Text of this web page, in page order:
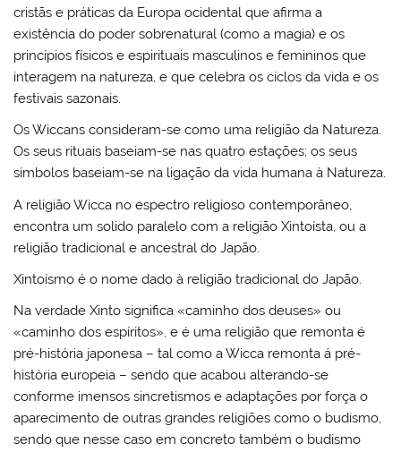
cristãs e práticas da Europa ocidental que afirma a
existência do poder sobrenatural (como a magia) e os
princípios físicos e espirituais masculinos e femininos que
interagem na natureza, e que celebra os ciclos da vida e os
festivais sazonais.
Os Wiccans consideram-se como uma religião da Natureza.
Os seus rituais baseiam-se nas quatro estações; os seus
símbolos baseiam-se na ligação da vida humana à Natureza.
A religião Wicca no espectro religioso contemporâneo,
encontra um solido paralelo com a religião Xintoísta, ou a
religião tradicional e ancestral do Japão.
Xintoísmo é o nome dado à religião tradicional do Japão.
Na verdade Xinto significa «caminho dos deuses» ou
«caminho dos espíritos», e é uma religião que remonta é
pré-história japonesa – tal como a Wicca remonta á pré-
história europeia – sendo que acabou alterando-se
conforme imensos sincretismos e adaptações por força o
aparecimento de outras grandes religiões como o budismo,
sendo que nesse caso em concreto também o budismo